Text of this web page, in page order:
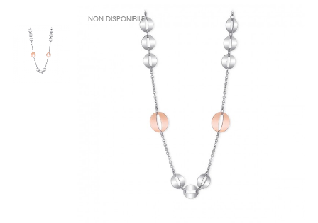
NON DISPONIBILE